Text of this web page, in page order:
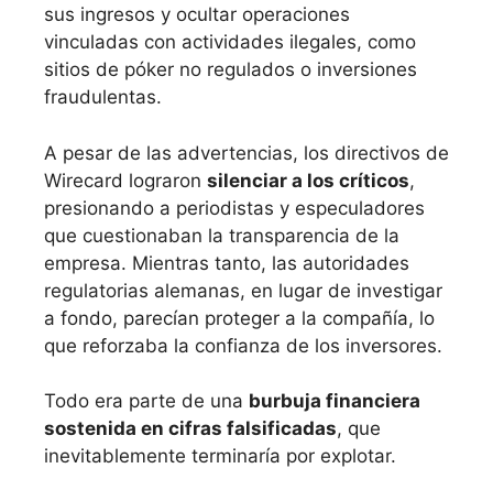
sus ingresos y ocultar operaciones
vinculadas con actividades ilegales, como
sitios de póker no regulados o inversiones
fraudulentas.
A pesar de las advertencias, los directivos de
Wirecard lograron silenciar a los críticos,
presionando a periodistas y especuladores
que cuestionaban la transparencia de la
empresa. Mientras tanto, las autoridades
regulatorias alemanas, en lugar de investigar
a fondo, parecían proteger a la compañía, lo
que reforzaba la confianza de los inversores.
Todo era parte de una burbuja financiera
sostenida en cifras falsificadas, que
inevitablemente terminaría por explotar.